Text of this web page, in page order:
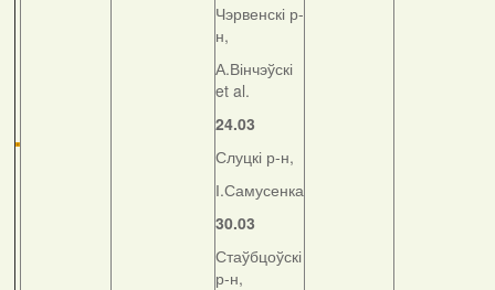
Чэрвенскі р-
н,
А.Вінчэўскі
et al.
24.03
Слуцкі р-н,
І.Самусенка
30.03
Стаўбцоўскі
р-н,